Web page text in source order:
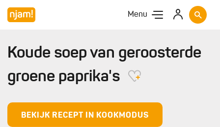
Menu
Koude soep van geroosterde
groene paprika's
BEKIJK RECEPT IN KOOKMODUS